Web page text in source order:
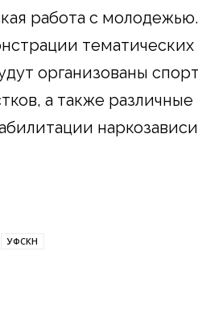
работа с
организованы
а также
УФСКН